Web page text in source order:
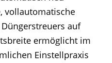
vollautomatische
auf
ermöglicht im
Einstellpraxis